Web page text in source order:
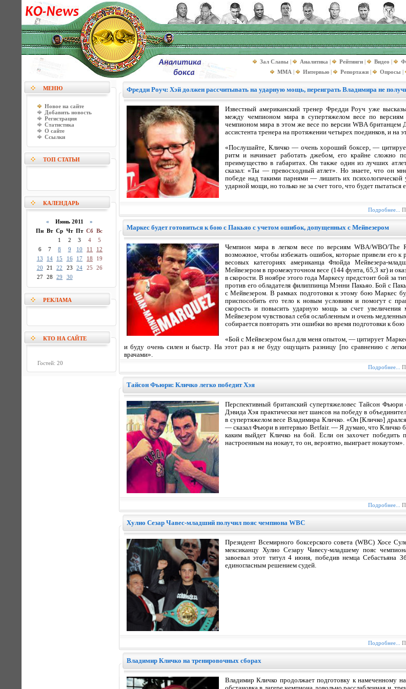
Зал Славы | Аналитика | Рейтинги | Видео |
MMA | Интервью | Репортажи | Опросы |
МЕНЮ
Новое на сайте
Добавить новость
Регистрация
Статистика
О сайте
Ссылки
ТОП СТАТЬИ
КАЛЕНДАРЬ
« Июнь 2011 »
Пн Вт Ср Чт Пт Сб Вс
1
2 3 4
5
6
7 8 9 10 11
12
13
14 15 16 17 18
19
20
21 22 23 24 25
26
27
28 29 30
РЕКЛАМА
КТО НА САЙТЕ
Гостей: 20
Фредди Роуч: Хэй должен рассчитывать на ударную мощь, переиграть Владимира не
Известный американский тренер Фредди Роуч уже
между чемпионом мира в супертяжелом весе по
чемпионом мира в этом же весе по версии WBA британцем
ассистента тренера на протяжении четырех поединков, и на
«Послушайте, Кличко — очень хороший боксер, —
ритм и начинает работать джебом, его крайне сложно
преимущество в габаритах. Он также один из лучших
сказал: «Ты — превосходный атлет». Но знаете, что он
победе над такими парнями — лишить их психологической
ударной мощи, но только не за счет того, что будет пытаться
Подробнее...
Маркес будет готовиться к бою с Пакьяо с учетом ошибок, допущенных с Мейвезером
Чемпион мира в легком весе по версиям WBA/WBO/The
возможное, чтобы избежать ошибок, которые привели его
весовых категориях американца Флойда Мейвезера-
Мейвезером в промежуточном весе (144 фунта, 65,3 кг) и
в скорости. В ноябре этого года Маркесу предстоит бой за
против его обладателя филиппинца Мэнни Пакьяо. Бой с
с Мейвезером. В рамках подготовки к этому бою Маркес
приспособить его тело к новым условиям и помогут с
скорость и повысить ударную мощь за счет
Мейвезером чувствовал себя ослабленным и очень
собирается повторять эти ошибки во время подготовки к бою
«Бой с Мейвезером был для меня опытом, — цитирует
и буду очень силен и быстр. На этот раз я не буду ощущать разницу [по сравнению с
врачами».
Подробнее...
Тайсон Фьюри: Кличко легко победит Хэя
Перспективный британский супертяжеловес Тайсон Фьюри
Дэвида Хэя практически нет шансов на победу в
в супертяжелом весе Владимира Кличко. «Он [Кличко]
— сказал Фьюри в интервью Betfair. — Я думаю, что Кличко
каким выйдет Кличко на бой. Если он захочет
настроенным на нокаут, то он, вероятно, выиграет нокаутом».
Подробнее...
Хулио Сезар Чавес-младший получил пояс чемпиона WBC
Президент Всемирного боксерского совета (WBC) Хосе
мексиканцу Хулио Сезару Чавесу-младшему пояс
завоевал этот титул 4 июня, победив немца Себастьяна
единогласным решением судей.
Подробнее...
Владимир Кличко на тренировочных сборах
Владимир Кличко продолжает подготовку к намеченному